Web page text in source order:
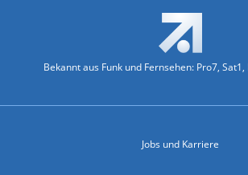
Bekannt aus Funk und Fernsehen: Pro7, Sat1,
Jobs und Karriere